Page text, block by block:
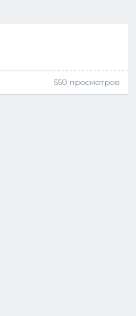
550 просмотров